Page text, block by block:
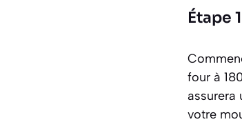
Étape 1
four à
assurera
votre